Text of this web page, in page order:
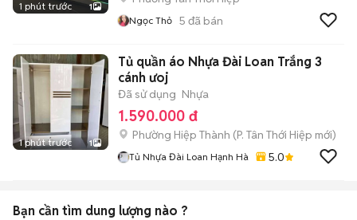
1 phút trước 1
Ngọc Thỏ 5 đã bán
1 phút trước 1
Tủ quần áo Nhựa Đài Loan Trắng 3
cánh ưoj
Đã sử dụng Nhựa
1.590.000 đ
Phường Hiệp Thành (P. Tân Thới Hiệp mới)
Tủ Nhựa Đài Loan Hạnh Hà 5.0
Bạn cần tìm dung lượng nào ?